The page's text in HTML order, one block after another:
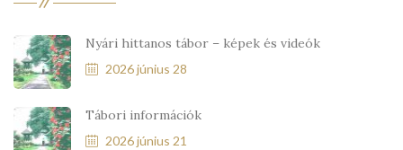
Nyári hittanos tábor – képek és videók
2026 június 28
Tábori információk
2026 június 21